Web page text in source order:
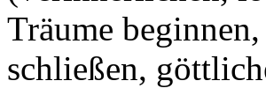
Träume
schließen,